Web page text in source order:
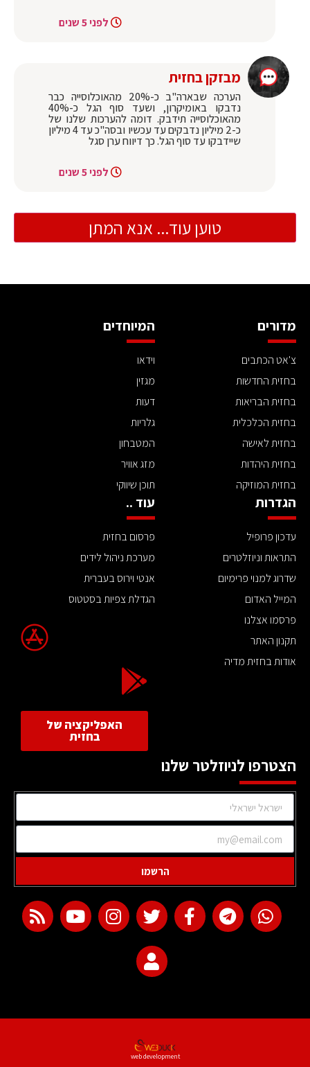
לפני 5 שנים
מבזקן בחזית
‏הערכה שבארה"ב כ-20% מהאוכלוסייה כבר
נדבקו באומיקרון, ושעד סוף הגל כ-40%
מהאוכלוסייה תידבק. דומה להערכות שלנו של
כ-2 מיליון נדבקים עד עכשיו ובסה"כ עד 4 מיליון
שיידבקו עד סוף הגל. כך דיווח ערן סגל
לפני 5 שנים
טוען עוד... אנא המתן
מדורים
צ'אט הכתבים
בחזית החדשות
בחזית הבריאות
בחזית הכלכלית
בחזית לאישה
בחזית היהדות
בחזית המוזיקה
המיוחדים
וידאו
מגזין
דעות
גלריות
המטבחון
מזג אוויר
תוכן שיווקי
הגדרות
עדכון פרופיל
התראות וניוזלטרים
שדרוג למנוי פרימיום
המייל האדום
פרסמו אצלנו
תקנון האתר
אודות בחזית מדיה
עוד ..
פרסום בחזית
מערכת ניהול לידים
אנטי וירוס בעברית
הגדלת צפיות בסטטוס
האפליקציה של
בחזית
הצטרפו לניוזלטר שלנו
הרשמו
web development